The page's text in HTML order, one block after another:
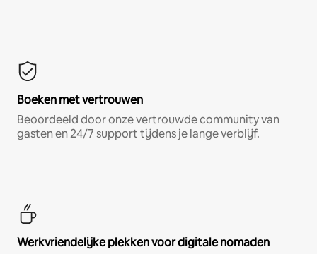
Boeken met vertrouwen
Beoordeeld door onze vertrouwde community van
gasten en 24/7 support tijdens je lange verblijf.
Werkvriendelijke plekken voor digitale nomaden